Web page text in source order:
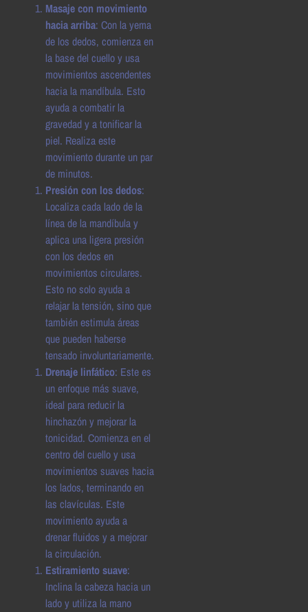
Masaje con movimiento
hacia arriba: Con la yema
de los dedos, comienza en
la base del cuello y usa
movimientos ascendentes
hacia la mandíbula. Esto
ayuda a combatir la
gravedad y a tonificar la
piel. Realiza este
movimiento durante un par
de minutos.
Presión con los dedos:
Localiza cada lado de la
línea de la mandíbula y
aplica una ligera presión
con los dedos en
movimientos circulares.
Esto no solo ayuda a
relajar la tensión, sino que
también estimula áreas
que pueden haberse
tensado involuntariamente.
Drenaje linfático: Este es
un enfoque más suave,
ideal para reducir la
hinchazón y mejorar la
tonicidad. Comienza en el
centro del cuello y usa
movimientos suaves hacia
los lados, terminando en
las clavículas. Este
movimiento ayuda a
drenar fluidos y a mejorar
la circulación.
Estiramiento suave:
Inclina la cabeza hacia un
lado y utiliza la mano